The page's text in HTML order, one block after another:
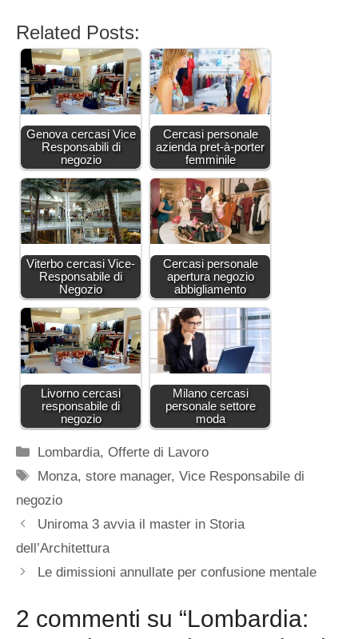
Related Posts:
Genova cercasi Vice
Responsabili di
negozio
Cercasi personale
azienda pret-à-porter
femminile
Viterbo cercasi Vice-
Responsabile di
Negozio
Cercasi personale
apertura negozio
abbigliamento
Livorno cercasi
responsabile di
negozio
Milano cercasi
personale settore
moda
Categorie
Lombardia,Offerte di Lavoro
Tag
Monza,store manager,Vice Responsabile di
negozio
Uniroma 3 avvia il master in Storia
dell’Architettura
Le dimissioni annullate per confusione mentale
2 commenti su “Lombardia: